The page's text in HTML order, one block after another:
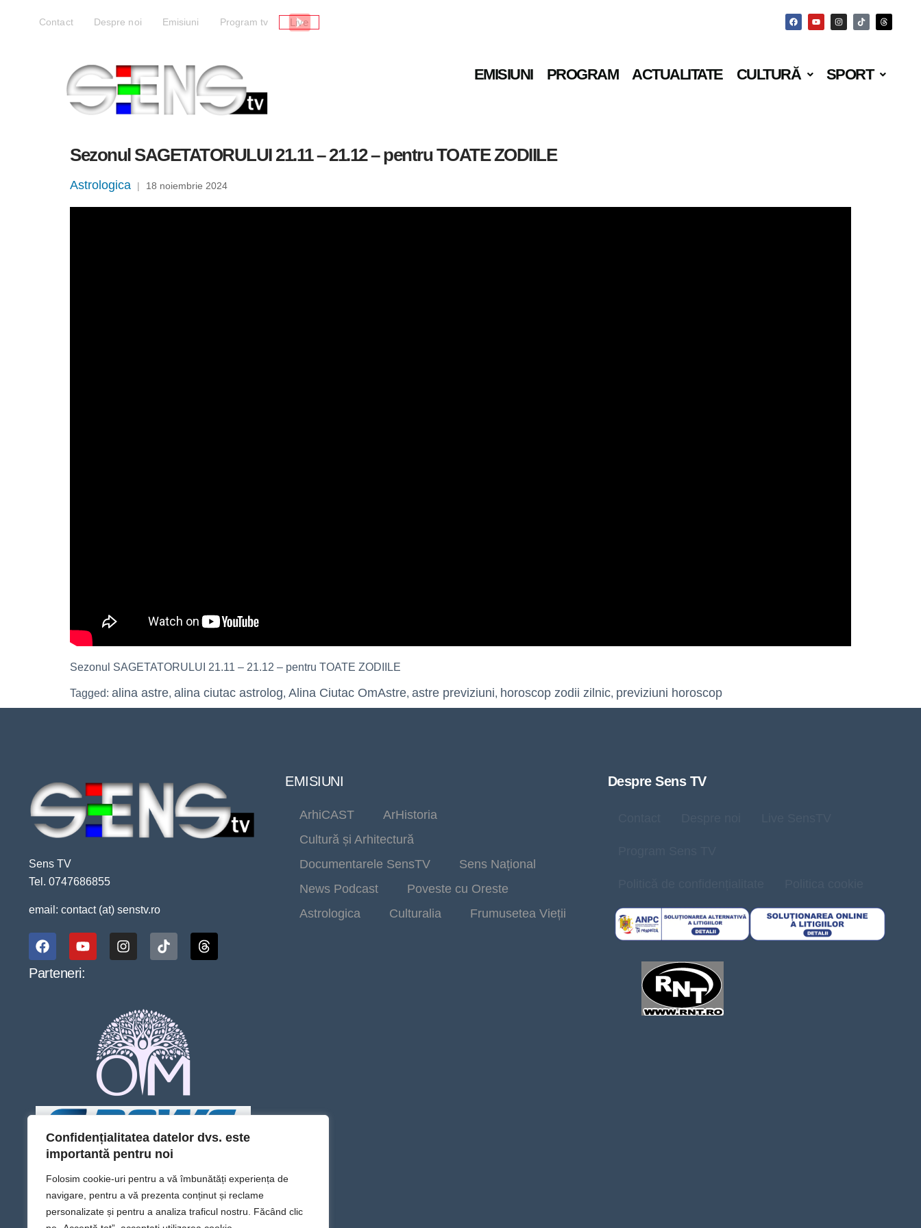
Confidențialitatea datelor dvs. este
importantă pentru noi
Folosim cookie-uri pentru a vă îmbunătăți experiența de
navigare, pentru a vă prezenta conținut și reclame
personalizate și pentru a analiza traficul nostru. Făcând clic
Contact Despre noi Emisiuni Program tv Live
EMISIUNI PROGRAM ACTUALITATE CULTURĂ SPORT
Sezonul SAGETATORULUI 21.11 – 21.12 – pentru TOATE ZODIILE
Astrologica | 18 noiembrie 2024
Sezonul SAGETATORULUI 21.11 – 21.12 – pentru TOATE ZODIILE
Tagged: alina astre, alina ciutac astrolog, Alina Ciutac OmAstre, astre previziuni, horoscop zodii zilnic, previziuni horoscop
Sens TV
Tel. 0747686855
email: contact (at) senstv.ro
Parteneri:
EMISIUNI
ArhiCAST
ArHistoria
Cultură și Arhitectură
Documentarele SensTV
Sens Național
News Podcast
Poveste cu Oreste
Astrologica
Culturalia Frumusetea Vieții
Despre Sens TV